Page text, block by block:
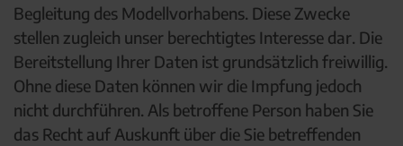
Begleitung des Modellvorhabens. Diese Zwecke
stellen zugleich unser berechtigtes Interesse dar. Die
Bereitstellung Ihrer Daten ist grundsätzlich freiwillig.
Ohne diese Daten können wir die Impfung jedoch
nicht durchführen. Als betroffene Person haben Sie
das Recht auf Auskunft über die Sie betreffenden